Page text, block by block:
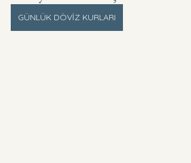
GÜNLÜK DÖVİZ KURLARI